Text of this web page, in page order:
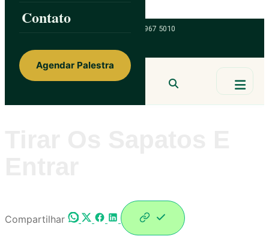
Skip to content
47 9 9967 5010
Ainor Lotério
Contato
Agendar Palestra
Compartilhar